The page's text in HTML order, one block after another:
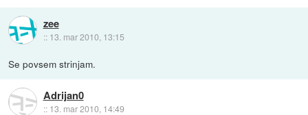
zee
:: 13. mar 2010, 13:15
Se povsem strinjam.
Adrijan0
:: 13. mar 2010, 14:49